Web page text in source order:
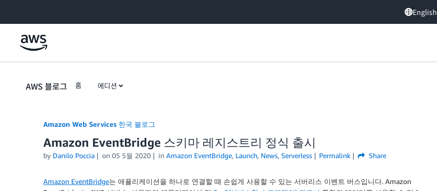
English
AWS 블로그 홈 에디션
Amazon Web Services 한국 블로그
Amazon EventBridge 스키마 레지스트리 정식 출시
by Danilo Poccia on 05 5월 2020 in Amazon EventBridge, Launch, News, Serverless Permalink Share
Amazon EventBridge는 애플리케이션을 하나로 연결할 때 손쉽게 사용할 수 있는 서버리스 이벤트 버스입니다. Amazon